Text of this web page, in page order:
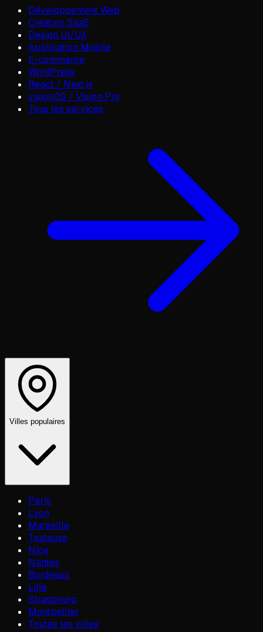
Développement Web
Création SaaS
Design UI/UX
Application Mobile
E-commerce
WordPress
React / Next.js
visionOS / Vision Pro
Tous les services
Villes populaires
Paris
Lyon
Marseille
Toulouse
Nice
Nantes
Bordeaux
Lille
Strasbourg
Montpellier
Toutes les villes